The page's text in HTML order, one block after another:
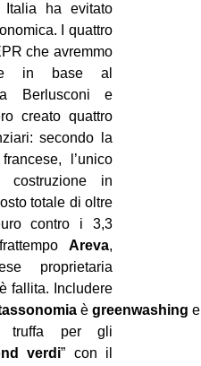
ha evitato
I quattro
che avremmo
in base al
Berlusconi e
creato quattro
secondo la
l’unico
in
totale di oltre
contro i 3,3
Areva,
proprietaria
fallita. Includere
è greenwashing e
truffa per gli
verdi” con il